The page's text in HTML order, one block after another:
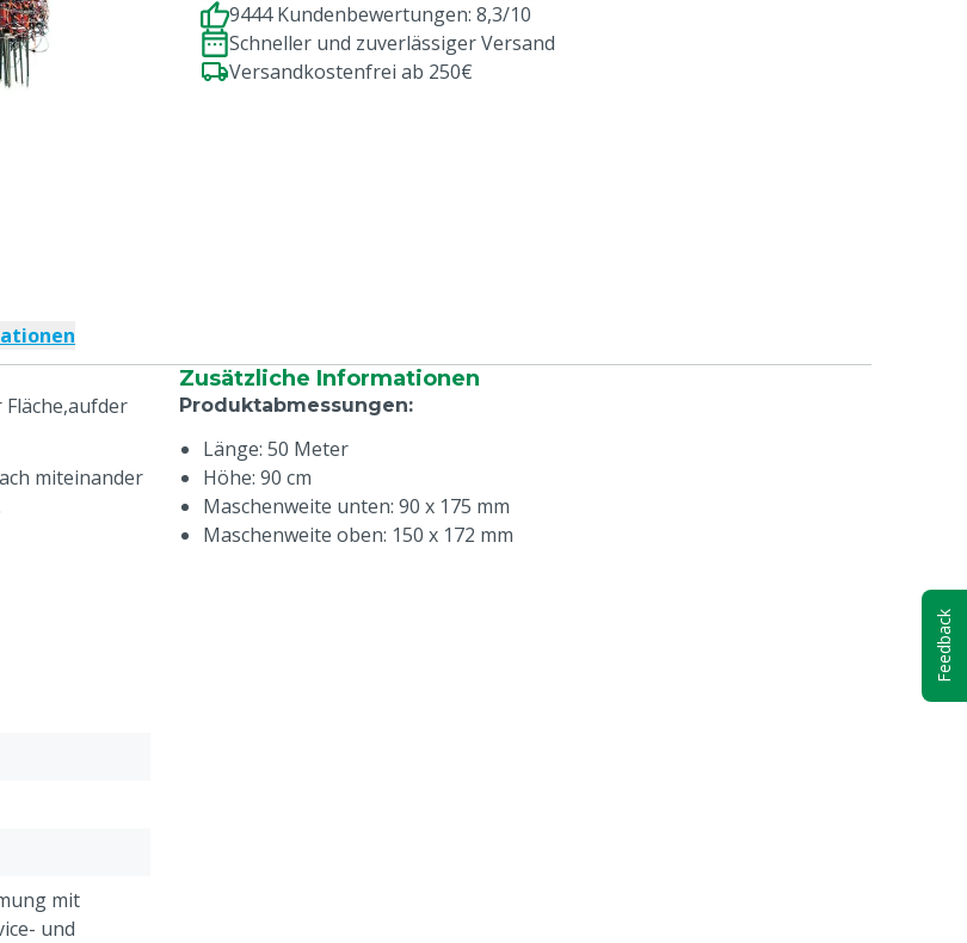
9444 Kundenbewertungen: 8,3/10
Schneller und zuverlässiger Versand
Versandkostenfrei ab 250€
miteinander
Zusätzliche Informationen
Produktabmessungen:
Länge: 50 Meter
Höhe: 90 cm
Maschenweite unten: 90 x 175 mm
Maschenweite oben: 150 x 172 mm
mit
und
Feedback